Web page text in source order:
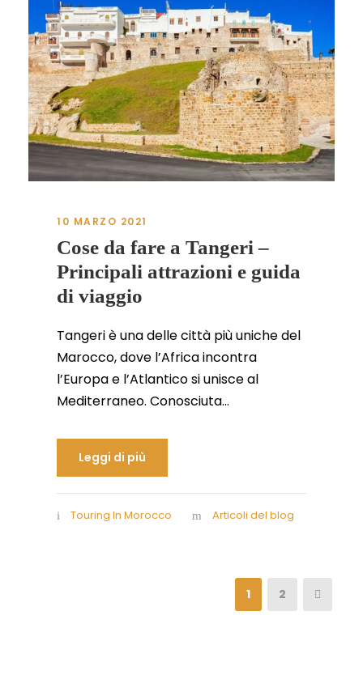
10 MARZO 2021
Cose da fare a Tangeri –
Principali attrazioni e guida
di viaggio
Tangeri è una delle città più uniche del
Marocco, dove l’Africa incontra
l’Europa e l’Atlantico si unisce al
Mediterraneo. Conosciuta...
Leggi di più
Touring In Morocco Articoli del blog
1 2